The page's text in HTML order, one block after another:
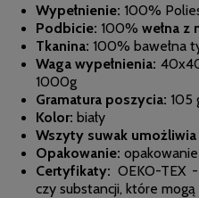
Wypełnienie: 100%
Podbicie: 100% wełna z
Tkanina: 100% bawełna
Waga wypełnienia:
1000g
Gramatura poszycia: 105
Kolor: biały
Wszyty suwak
Opakowanie:
Certyfikaty: OEKO-TEX
czy substancji, które